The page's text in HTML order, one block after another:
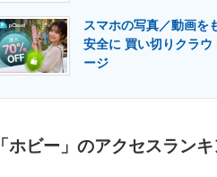
スマホの写真／動画を
安全に 買い切りクラウ
ージ
「ホビー」のアクセスラン